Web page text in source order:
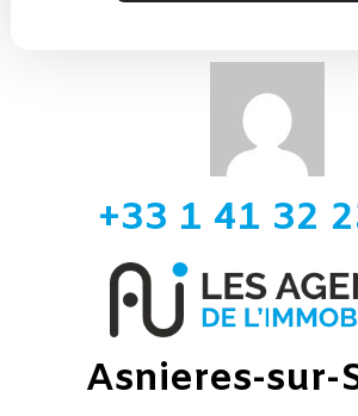
+33 1 41 32
Asnieres-sur-